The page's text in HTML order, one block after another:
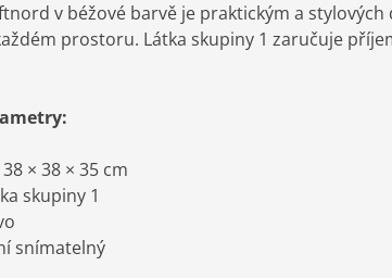
v béžové barvě je praktickým a
prostoru. Látka skupiny 1 zaručuje
× 38 × 35 cm
skupiny 1
snímatelný